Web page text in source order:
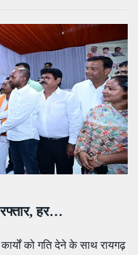
हर…
को गति देने के साथ रायगढ़